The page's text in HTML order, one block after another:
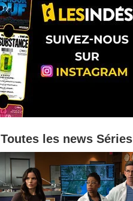
Toutes les news Séries